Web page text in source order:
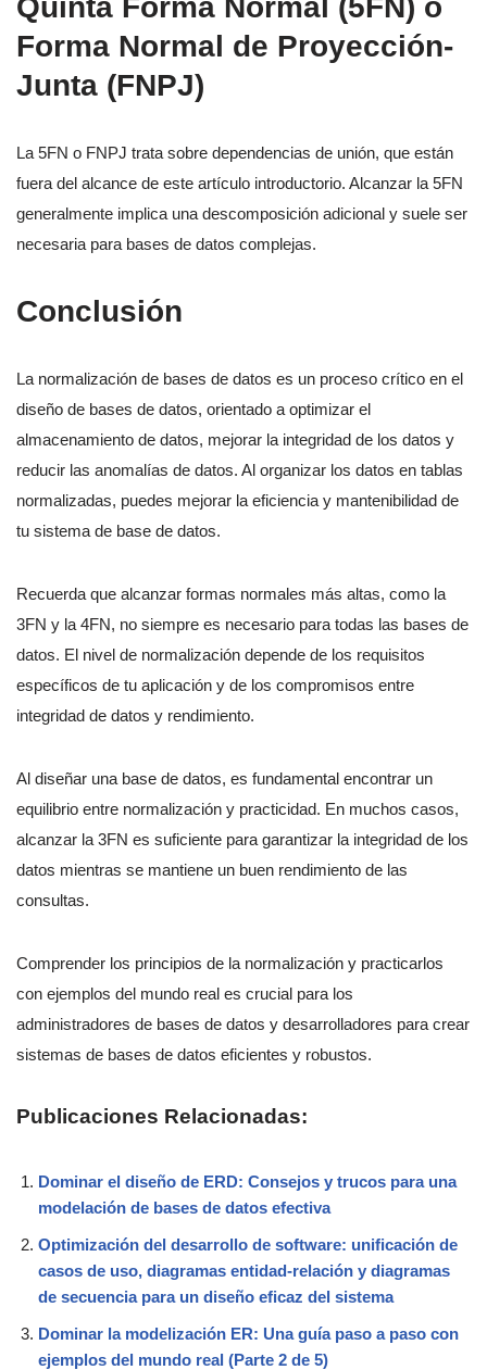
Forma Normal de Proyección-
Junta (FNPJ)
La 5FN o FNPJ trata sobre dependencias de unión, que están
fuera del alcance de este artículo introductorio. Alcanzar la 5FN
generalmente implica una descomposición adicional y suele ser
necesaria para bases de datos complejas.
Conclusión
La normalización de bases de datos es un proceso crítico en el
diseño de bases de datos, orientado a optimizar el
almacenamiento de datos, mejorar la integridad de los datos y
reducir las anomalías de datos. Al organizar los datos en tablas
normalizadas, puedes mejorar la eficiencia y mantenibilidad de
tu sistema de base de datos.
Recuerda que alcanzar formas normales más altas, como la
3FN y la 4FN, no siempre es necesario para todas las bases de
datos. El nivel de normalización depende de los requisitos
específicos de tu aplicación y de los compromisos entre
integridad de datos y rendimiento.
Al diseñar una base de datos, es fundamental encontrar un
equilibrio entre normalización y practicidad. En muchos casos,
alcanzar la 3FN es suficiente para garantizar la integridad de los
datos mientras se mantiene un buen rendimiento de las
consultas.
Comprender los principios de la normalización y practicarlos
con ejemplos del mundo real es crucial para los
administradores de bases de datos y desarrolladores para crear
sistemas de bases de datos eficientes y robustos.
Publicaciones Relacionadas:
Dominar el diseño de ERD: Consejos y trucos para una
modelación de bases de datos efectiva
Optimización del desarrollo de software: unificación de
casos de uso, diagramas entidad-relación y diagramas
de secuencia para un diseño eficaz del sistema
Dominar la modelización ER: Una guía paso a paso con
ejemplos del mundo real (Parte 2 de 5)